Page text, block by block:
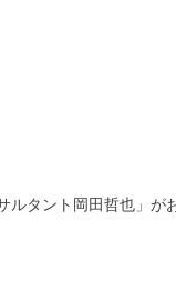
タント岡田哲也」